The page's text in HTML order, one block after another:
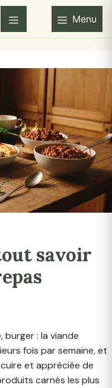
Menu Menu
savoir
burger : la viande
fois par semaine, et
et appréciée de
carnés les plus